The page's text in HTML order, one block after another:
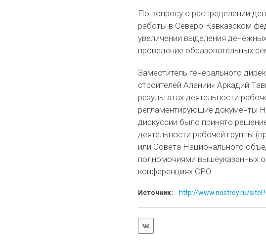
По вопросу о распределении
работы в Северо-Кавказском
увеличении выделения
проведение образовательных
Заместитель генерального
строителей Алании» Аркадий
результатах деятельности
регламентирующие документы
дискуссии было принято
деятельности рабочей группы
или Совета Национального
полномочиями вышеуказанных
конференциях СРО.
Источник: http://www.nostroy.ru/